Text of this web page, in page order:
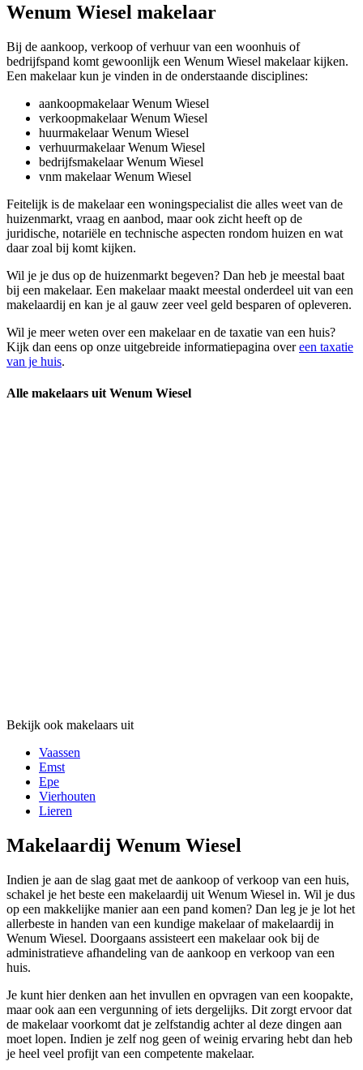
Wenum Wiesel makelaar
Bij de aankoop, verkoop of verhuur van een woonhuis of
bedrijfspand komt gewoonlijk een Wenum Wiesel makelaar kijken.
Een makelaar kun je vinden in de onderstaande disciplines:
aankoopmakelaar Wenum Wiesel
verkoopmakelaar Wenum Wiesel
huurmakelaar Wenum Wiesel
verhuurmakelaar Wenum Wiesel
bedrijfsmakelaar Wenum Wiesel
vnm makelaar Wenum Wiesel
Feitelijk is de makelaar een woningspecialist die alles weet van de
huizenmarkt, vraag en aanbod, maar ook zicht heeft op de
juridische, notariële en technische aspecten rondom huizen en wat
daar zoal bij komt kijken.
Wil je je dus op de huizenmarkt begeven? Dan heb je meestal baat
bij een makelaar. Een makelaar maakt meestal onderdeel uit van een
makelaardij en kan je al gauw zeer veel geld besparen of opleveren.
Wil je meer weten over een makelaar en de taxatie van een huis?
Kijk dan eens op onze uitgebreide informatiepagina overeen taxatie
van je huis.
Alle makelaars uit Wenum Wiesel
Bekijk ook makelaars uit
Vaassen
Emst
Epe
Vierhouten
Lieren
Makelaardij Wenum Wiesel
Indien je aan de slag gaat met de aankoop of verkoop van een huis,
schakel je het beste een makelaardij uit Wenum Wiesel in. Wil je dus
op een makkelijke manier aan een pand komen? Dan leg je je lot het
allerbeste in handen van een kundige makelaar of makelaardij in
Wenum Wiesel. Doorgaans assisteert een makelaar ook bij de
administratieve afhandeling van de aankoop en verkoop van een
huis.
Je kunt hier denken aan het invullen en opvragen van een koopakte,
maar ook aan een vergunning of iets dergelijks. Dit zorgt ervoor dat
de makelaar voorkomt dat je zelfstandig achter al deze dingen aan
moet lopen. Indien je zelf nog geen of weinig ervaring hebt dan heb
je heel veel profijt van een competente makelaar.